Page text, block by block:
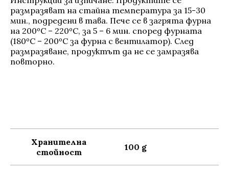
размразяват на стайна температура за 15-30
мин., подредени в тава. Пече се в загрята фурна
на 200ºС – 220ºС, за 5 – 6 мин. според фурната
(180ºС – 200ºС за фурна с вентилатор). След
размразяване, продуктът да не се замразява
повторно.
Хранителна
стойност
100 g